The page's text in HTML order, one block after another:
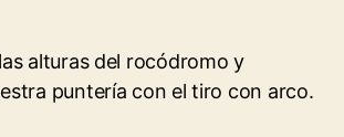
alturas del rocódromo y
puntería con el tiro con arco.